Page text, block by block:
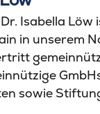
Isabella Löw
in unserem
sowie